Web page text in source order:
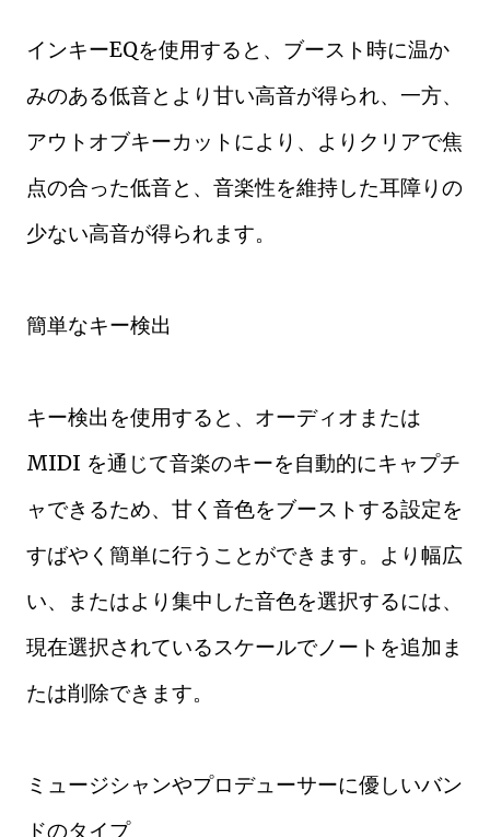
インキーEQを使用すると、ブースト時に温か
みのある低音とより甘い高音が得られ、一方、
アウトオブキーカットにより、よりクリアで焦
点の合った低音と、音楽性を維持した耳障りの
少ない高音が得られます。
簡単なキー検出
キー検出を使用すると、オーディオまたは
MIDI を通じて音楽のキーを自動的にキャプチ
ャできるため、甘く音色をブーストする設定を
すばやく簡単に行うことができます。より幅広
い、またはより集中した音色を選択するには、
現在選択されているスケールでノートを追加ま
たは削除できます。
ミュージシャンやプロデューサーに優しいバン
ドのタイプ